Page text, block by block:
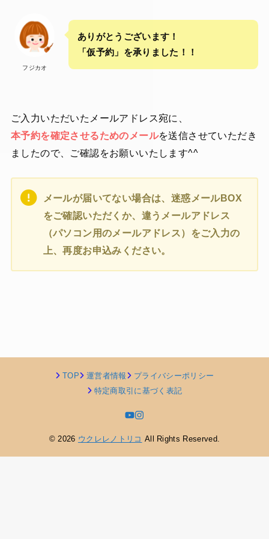
フジカオ
ありがとうございます！
「仮予約」を承りました！！
ご入力いただいたメールアドレス宛に、
本予約を確定させるためのメールを送信させていただき
ましたので、ご確認をお願いいたします^^
メールが届いてない場合は、迷惑メールBOX
をご確認いただくか、違うメールアドレス
（パソコン用のメールアドレス）をご入力の
上、再度お申込みください。
TOP 運営者情報
プライバシーポリシー
特定商取引に基づく表記
© 2026 ウクレレノトリコ All Rights Reserved.